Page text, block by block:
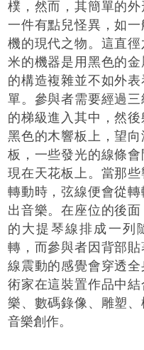
樸，然而，其簡單的外
一件有點兒怪異，如
機的現代之物。這直
米的機器是用黑色的金
的構造複雜並不如外
單。參與者需要經過
的梯級進入其中，然後
黑色的木響板上，望
板，一些發光的線條會
現在天花板上。當那
轉動時，弦線便會從
出音樂。在座位的後
的大提琴線排成一列
轉，而參與者因背部
線震動的感覺會穿透
術家在這裝置作品中
樂、數碼錄像、雕塑
音樂創作。